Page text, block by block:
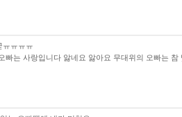
ㅠㅠㅠㅠ
빠는 사랑입니다 앓네요 앓아요 무대위의 오빠는 참